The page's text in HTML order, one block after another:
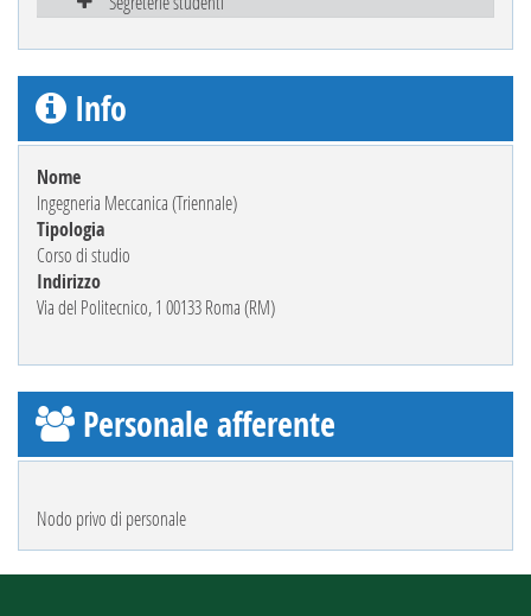
Info
Nome
Ingegneria Meccanica (Triennale)
Tipologia
Corso di studio
Indirizzo
Via del Politecnico, 1 00133 Roma (RM)
Personale afferente
Nodo privo di personale